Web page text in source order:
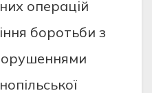
операцій
боротьби з